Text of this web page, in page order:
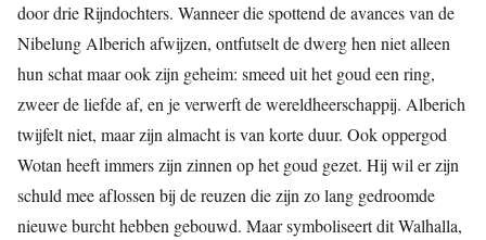
door drie Rijndochters. Wanneer die spottend de avances van de
Nibelung Alberich afwijzen, ontfutselt de dwerg hen niet alleen
hun schat maar ook zijn geheim: smeed uit het goud een ring,
zweer de liefde af, en je verwerft de wereldheerschappij. Alberich
twijfelt niet, maar zijn almacht is van korte duur. Ook oppergod
Wotan heeft immers zijn zinnen op het goud gezet. Hij wil er zijn
schuld mee aflossen bij de reuzen die zijn zo lang gedroomde
nieuwe burcht hebben gebouwd. Maar symboliseert dit Walhalla,